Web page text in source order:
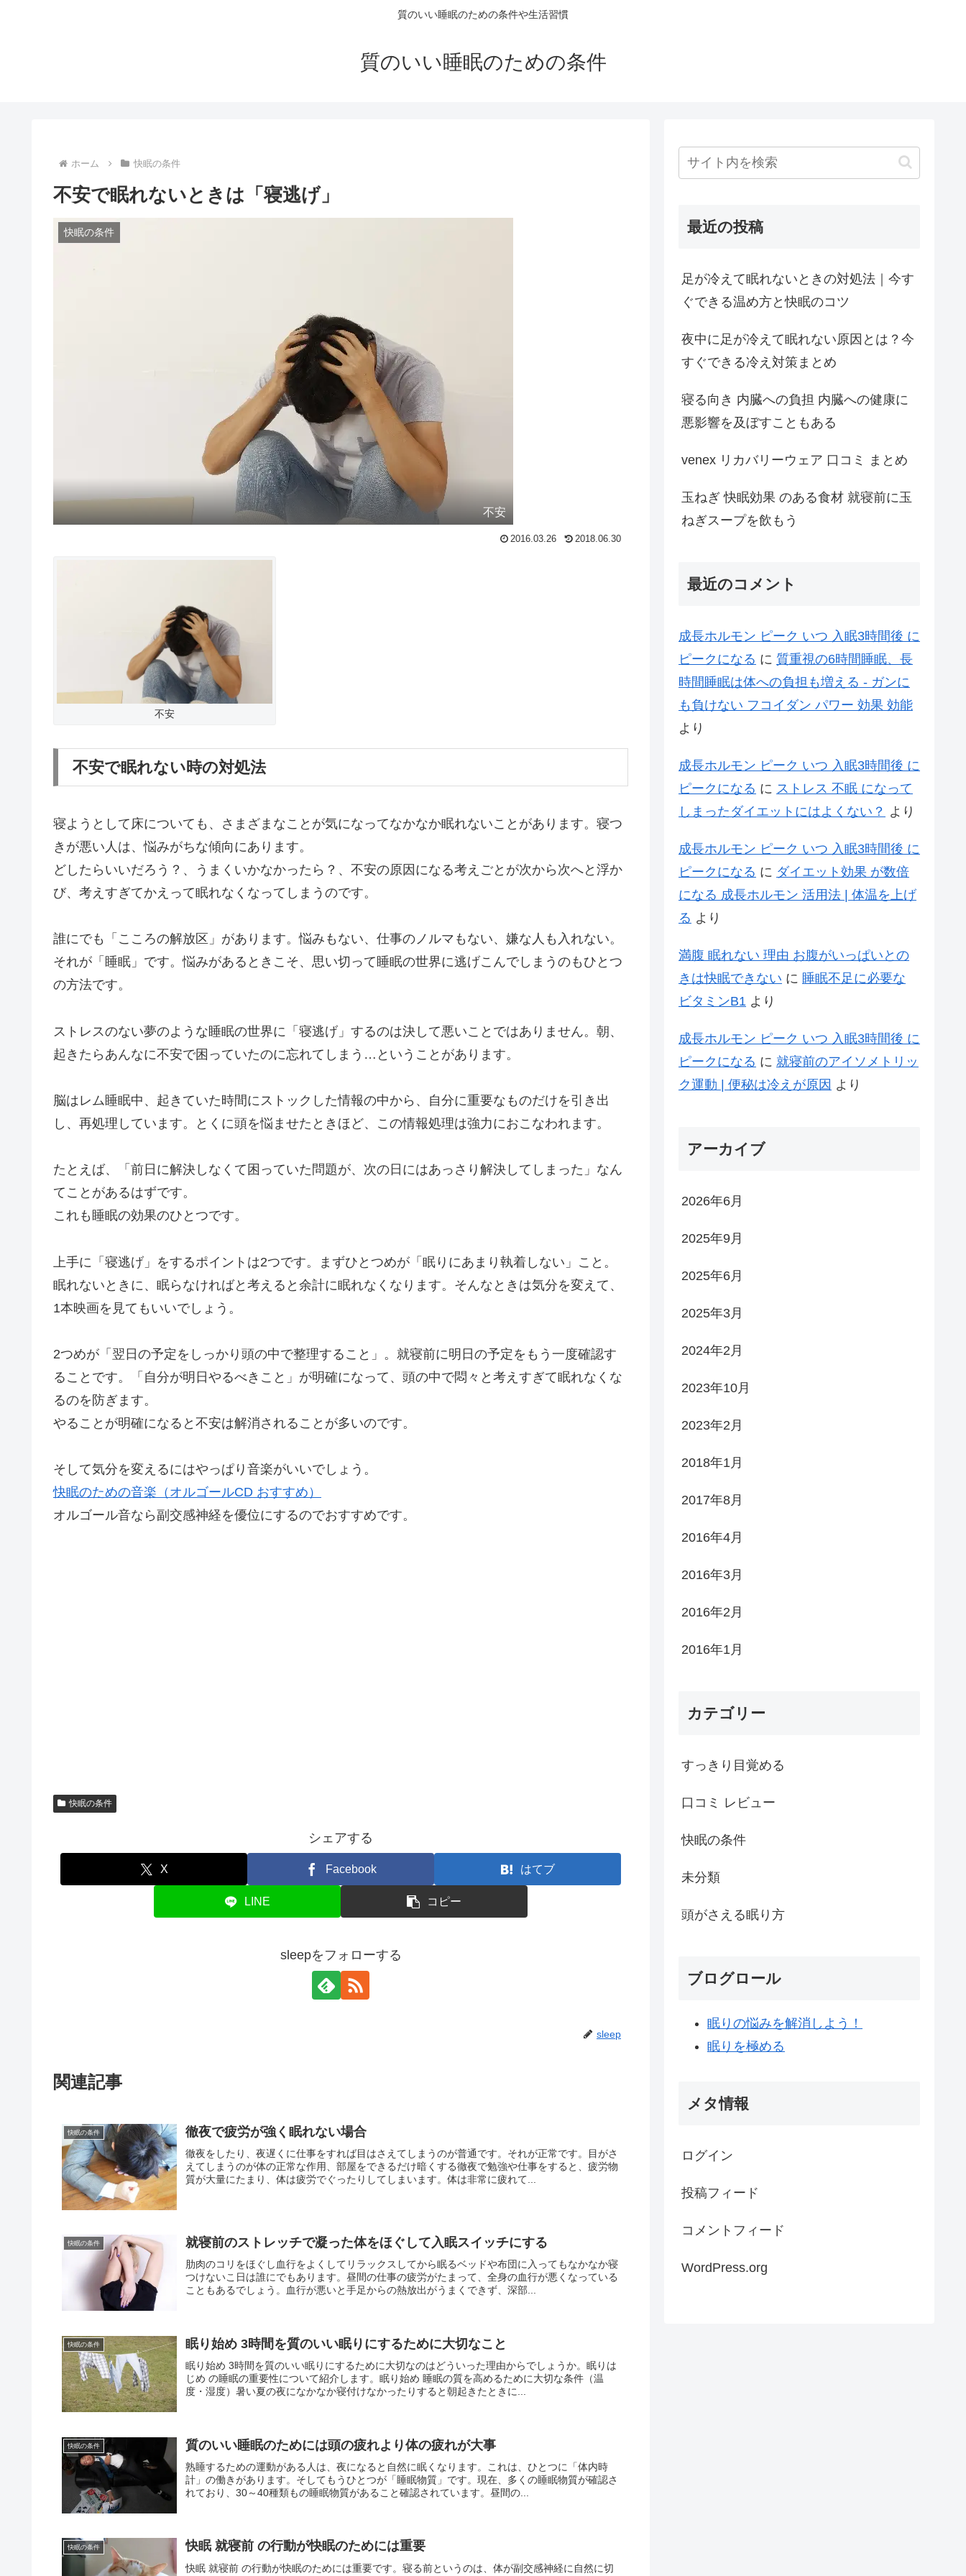
質のいい睡眠のための条件や生活習慣
質のいい睡眠のための条件
ホーム 快眠の条件
不安で眠れないときは「寝逃げ」
快眠の条件
不安
2016.03.26 2018.06.30
不安
不安で眠れない時の対処法
寝ようとして床についても、さまざまなことが気になってなかなか眠れないことがあります。寝つ
きが悪い人は、悩みがちな傾向にあります。
どしたらいいだろう？、うまくいかなかったら？、不安の原因になる考えごとが次から次へと浮か
び、考えすぎてかえって眠れなくなってしまうのです。
誰にでも「こころの解放区」があります。悩みもない、仕事のノルマもない、嫌な人も入れない。
それが「睡眠」です。悩みがあるときこそ、思い切って睡眠の世界に逃げこんでしまうのもひとつ
の方法です。
ストレスのない夢のような睡眠の世界に「寝逃げ」するのは決して悪いことではありません。朝、
起きたらあんなに不安で困っていたのに忘れてしまう…ということがあります。
脳はレム睡眠中、起きていた時間にストックした情報の中から、自分に重要なものだけを引き出
し、再処理しています。とくに頭を悩ませたときほど、この情報処理は強力におこなわれます。
たとえば、「前日に解決しなくて困っていた問題が、次の日にはあっさり解決してしまった」なん
てことがあるはずです。
これも睡眠の効果のひとつです。
上手に「寝逃げ」をするポイントは2つです。まずひとつめが「眠りにあまり執着しない」こと。
眠れないときに、眠らなければと考えると余計に眠れなくなります。そんなときは気分を変えて、
1本映画を見てもいいでしょう。
2つめが「翌日の予定をしっかり頭の中で整理すること」。就寝前に明日の予定をもう一度確認す
ることです。「自分が明日やるべきこと」が明確になって、頭の中で悶々と考えすぎて眠れなくな
るのを防ぎます。
やることが明確になると不安は解消されることが多いのです。
そして気分を変えるにはやっぱり音楽がいいでしょう。
快眠のための音楽（オルゴールCD おすすめ）
オルゴール音なら副交感神経を優位にするのでおすすめです。
快眠の条件
シェアする
X Facebook はてブ
LINE コピー
sleepをフォローする
sleep
関連記事
快眠の条件 徹夜で疲労が強く眠れない場合
徹夜をしたり、夜遅くに仕事をすれば目はさえてしまうのが普通です。それが正常です。目がさ
えてしまうのが体の正常な作用、部屋をできるだけ暗くする徹夜で勉強や仕事をすると、疲労物
質が大量にたまり、体は疲労でぐったりしてしまいます。体は非常に疲れて...
快眠の条件 就寝前のストレッチで凝った体をほぐして入眠スイッチにする
肋肉のコリをほぐし血行をよくしてリラックスしてから眠るベッドや布団に入ってもなかなか寝
つけないこ日は誰にでもあります。昼間の仕事の疲労がたまって、全身の血行が悪くなっている
こともあるでしょう。血行が悪いと手足からの熱放出がうまくできず、深部...
快眠の条件 眠り始め 3時間を質のいい眠りにするために大切なこと
眠り始め 3時間を質のいい眠りにするために大切なのはどういった理由からでしょうか。眠りは
じめ の睡眠の重要性について紹介します。眠り始め 睡眠の質を高めるために大切な条件（温
度・湿度）暑い夏の夜になかなか寝付けなかったりすると朝起きたときに...
快眠の条件 質のいい睡眠のためには頭の疲れより体の疲れが大事
熟睡するための運動がある人は、夜になると自然に眠くなります。これは、ひとつに「体内時
計」の働きがあります。そしてもうひとつが「睡眠物質」です。現在、多くの睡眠物質が確認さ
れており、30～40種類もの睡眠物質があること確認されています。昼間の...
快眠の条件 快眠 就寝前 の行動が快眠のためには重要
快眠 就寝前 の行動が快眠のためには重要です。寝る前というのは、体が副交感神経に自然に切
最近の投稿
足が冷えて眠れないときの対処法｜今す
ぐできる温め方と快眠のコツ
夜中に足が冷えて眠れない原因とは？今
すぐできる冷え対策まとめ
寝る向き 内臓への負担 内臓への健康に
悪影響を及ぼすこともある
venex リカバリーウェア 口コミ まとめ
玉ねぎ 快眠効果 のある食材 就寝前に玉
ねぎスープを飲もう
最近のコメント
成長ホルモン ピーク いつ 入眠3時間後 に
ピークになる に 質重視の6時間睡眠、長
時間睡眠は体への負担も増える - ガンに
も負けない フコイダン パワー 効果 効能
より
成長ホルモン ピーク いつ 入眠3時間後 に
ピークになる に ストレス 不眠 になって
しまったダイエットにはよくない？ より
成長ホルモン ピーク いつ 入眠3時間後 に
ピークになる に ダイエット効果 が数倍
になる 成長ホルモン 活用法 | 体温を上げ
る より
満腹 眠れない 理由 お腹がいっぱいとの
きは快眠できない に 睡眠不足に必要な
ビタミンB1 より
成長ホルモン ピーク いつ 入眠3時間後 に
ピークになる に 就寝前のアイソメトリッ
ク運動 | 便秘は冷えが原因 より
アーカイブ
2026年6月
2025年9月
2025年6月
2025年3月
2024年2月
2023年10月
2023年2月
2018年1月
2017年8月
2016年4月
2016年3月
2016年2月
2016年1月
カテゴリー
すっきり目覚める
口コミ レビュー
快眠の条件
未分類
頭がさえる眠り方
ブログロール
眠りの悩みを解消しよう！
眠りを極める
メタ情報
ログイン
投稿フィード
コメントフィード
WordPress.org